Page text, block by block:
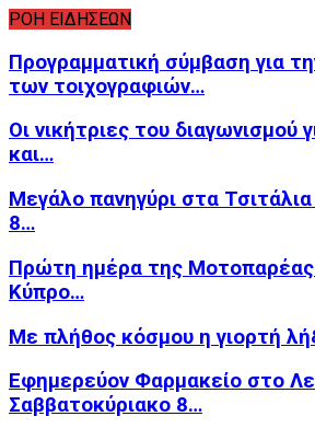
ΡΟΗ ΕΙΔΗΣΕΩΝ
Προγραμματική σύμβαση για
των τοιχογραφιών…
Οι νικήτριες του διαγωνισμού
και…
Μεγάλο πανηγύρι στα
8…
Πρώτη ημέρα της Μοτοπαρέας
Κύπρο…
Με πλήθος κόσμου η γιορτή
Εφημερεύον Φαρμακείο στο
Σαββατοκύριακο 8…